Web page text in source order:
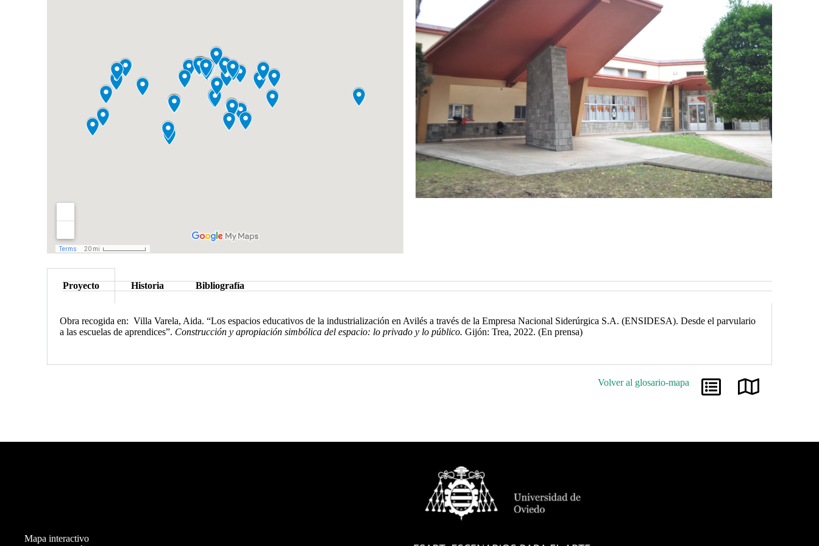
Proyecto Historia Bibliografía
Obra recogida en: Villa Varela, Aida. “Los espacios educativos de la industrialización en Avilés a través de la Empresa Nacional Siderúrgica S.A. (ENSIDESA). Desde el parvulario
a las escuelas de aprendices”. Construcción y apropiación simbólica del espacio: lo privado y lo público.Gijón: Trea, 2022. (En prensa)
Volver al glosario-mapa
Mapa interactivo